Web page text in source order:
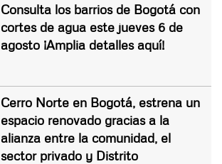
Consulta los barrios de Bogotá con
cortes de agua este jueves 6 de
agosto ¡Amplia detalles aquí!
Cerro Norte en Bogotá, estrena un
espacio renovado gracias a la
alianza entre la comunidad, el
sector privado y Distrito